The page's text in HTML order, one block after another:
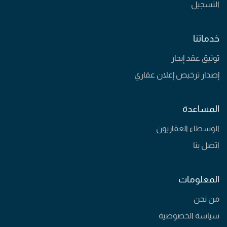
التسجيل
خدماتنا
توثيق عقد إيجار
إصدار ترخيص إعلان عقاري
المساعدة
الوسطاء العقاريون
اتصل بنا
المعلومات
من نحن
سياسة الخصوصية